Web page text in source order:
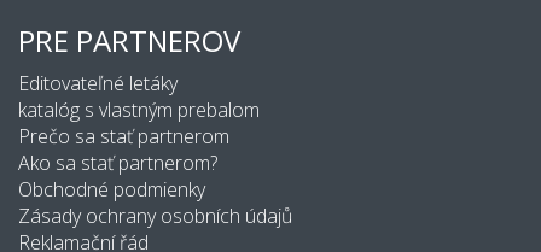
PRE PARTNEROV
Editovateľné letáky
katalóg s vlastným prebalom
Prečo sa stať partnerom
Ako sa stať partnerom?
Obchodné podmienky
Zásady ochrany osobních údajů
Reklamační řád